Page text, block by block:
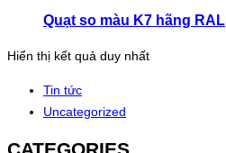
Quạt so màu K7 hãng RAL
Hiển thị kết quả duy nhất
Tin tức
Uncategorized
CATEGORIES